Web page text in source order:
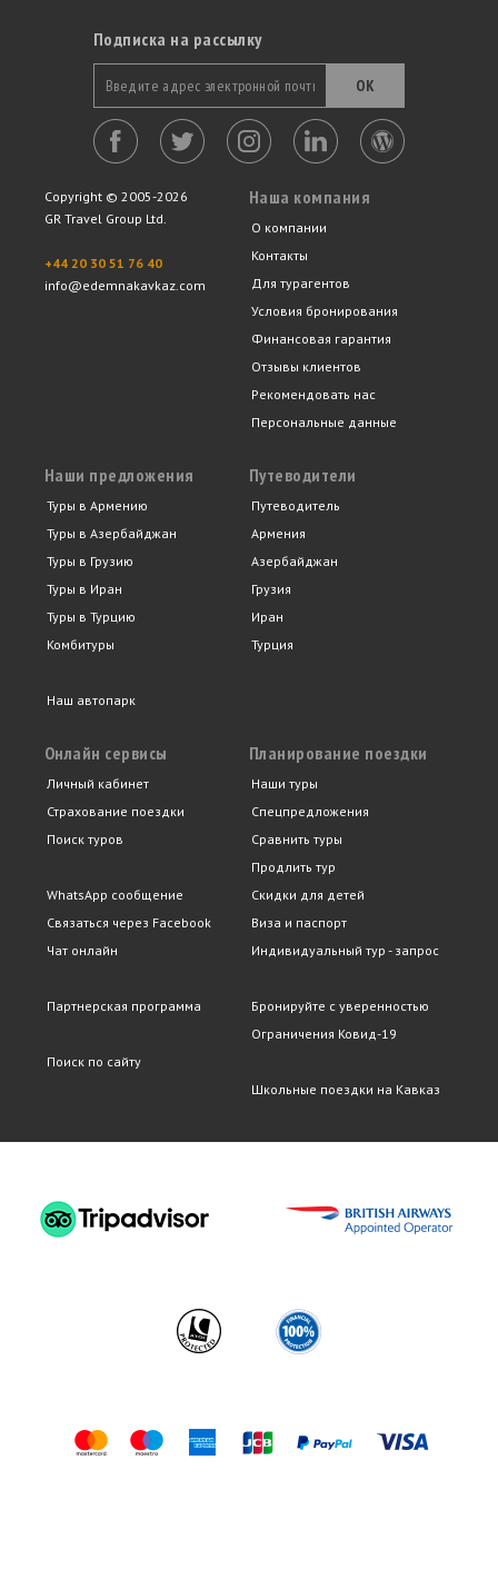
Подписка на рассылку
ОК
Copyright © 2005-2026
GR Travel Group Ltd.
+44 20 30 51 76 40
info@edemnakavkaz.com
Наша компания
О компании
Контакты
Для турагентов
Условия бронирования
Финансовая гарантия
Отзывы клиентов
Рекомендовать нас
Персональные данные
Наши предложения
Туры в Армению
Туры в Азербайджан
Туры в Грузию
Туры в Иран
Туры в Турцию
Комбитуры
Наш автопарк
Путеводители
Путеводитель
Армения
Азербайджан
Грузия
Иран
Турция
Онлайн сервисы
Личный кабинет
Страхование поездки
Поиск туров
WhatsApp сообщение
Связаться через Facebook
Чат онлайн
Партнерская программа
Поиск по сайту
Планирование поездки
Наши туры
Спецпредложения
Сравнить туры
Продлить тур
Скидки для детей
Виза и паспорт
Индивидуальный тур - запрос
Бронируйте с уверенностью
Ограничения Ковид-19
Школьные поездки на Кавказ